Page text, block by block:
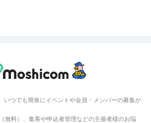
いつでも簡単にイベントや会員・メンバーの募集が
無料）、集客や申込者管理などの主催者様のお悩